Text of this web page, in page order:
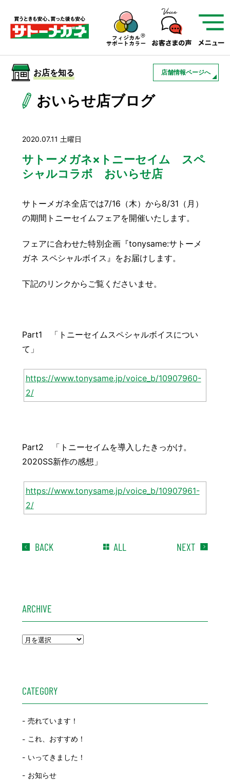
サトーメガネを知る
サトーメガネについて
01 サトーメガネの遠近
検査・フィッティング
アフターサービス
サービスを知る
お知らせ 会社概要
お店を知る 店舗情報ページへ
おいらせ店ブログ
2020.07.11 土曜日
サトーメガネ×トニーセイム スペ
シャルコラボ おいらせ店
サトーメガネ全店では7/16（木）から8/31（月）
の期間トニーセイムフェアを開催いたします。
フェアに合わせた特別企画『tonysame:サトーメ
ガネ スペシャルボイス』をお届けします。
下記のリンクからご覧くださいませ。
Part1 「トニーセイムスペシャルボイスについ
て」
https://www.tonysame.jp/voice_b/10907960-
2/
Part2 「トニーセイムを導入したきっかけ。
2020SS新作の感想」
https://www.tonysame.jp/voice_b/10907961-
2/
BACK ALL NEXT
ARCHIVE
CATEGORY
売れています！
これ、おすすめ！
いってきました！
お知らせ